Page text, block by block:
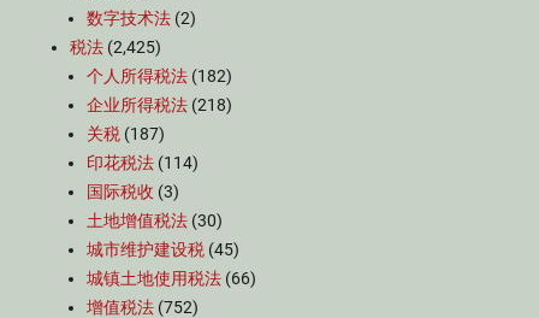
数字技术法 (2)
税法 (2,425)
个人所得税法 (182)
企业所得税法 (218)
关税 (187)
印花税法 (114)
国际税收 (3)
土地增值税法 (30)
城市维护建设税 (45)
城镇土地使用税法 (66)
增值税法 (752)